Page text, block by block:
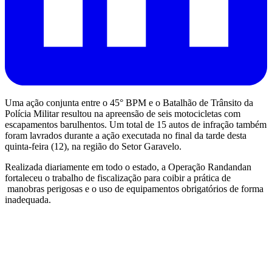
Uma ação conjunta entre o 45° BPM e o Batalhão de Trânsito da
Polícia Militar resultou na apreensão de seis motocicletas com
escapamentos barulhentos. Um total de 15 autos de infração também
foram lavrados durante a ação executada no final da tarde desta
quinta-feira (12), na região do Setor Garavelo.
Realizada diariamente em todo o estado, a Operação Randandan
fortaleceu o trabalho de fiscalização para coibir a prática de
manobras perigosas e o uso de equipamentos obrigatórios de forma
inadequada.